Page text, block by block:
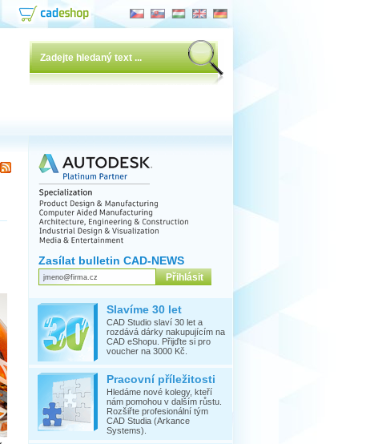
Zasílat bulletin CAD-NEWS
Slavíme 30 let
CAD Studio slaví 30 let a
rozdává dárky nakupujícím na
CAD eShopu. Přijďte si pro
voucher na 3000 Kč.
Pracovní příležitosti
Hledáme nové kolegy, kteří
nám pomohou v dalším růstu.
Rozšiřte profesionální tým
CAD Studia (Arkance
Systems).